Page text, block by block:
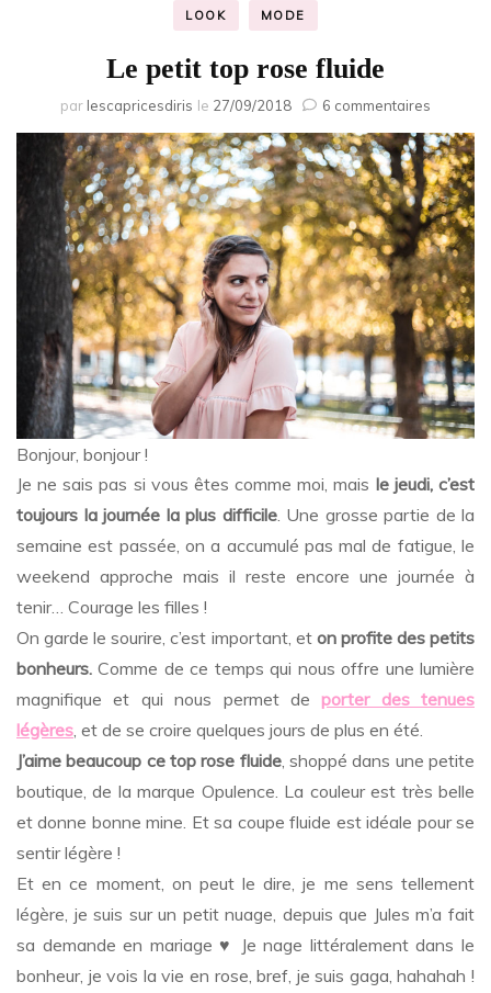
LOOK MODE
Le petit top rose fluide
par lescapricesdiris le 27/09/2018 6 commentaires
petit
top
rose
fluide
Bonjour, bonjour !
Je ne sais pas si vous êtes comme moi, mais le jeudi, c’est
toujours la journée la plus difficile. Une grosse partie de la
semaine est passée, on a accumulé pas mal de fatigue, le
weekend approche mais il reste encore une journée à
tenir… Courage les filles !
On garde le sourire, c’est important, et on profite des petits
bonheurs. Comme de ce temps qui nous offre une lumière
magnifique et qui nous permet deporter des tenues
légères, et de se croire quelques jours de plus en été.
J’aime beaucoup ce top rose fluide, shoppé dans une petite
boutique, de la marque Opulence. La couleur est très belle
et donne bonne mine. Et sa coupe fluide est idéale pour se
sentir légère !
Et en ce moment, on peut le dire, je me sens tellement
légère, je suis sur un petit nuage, depuis que Jules m’a fait
sa demande en mariage ♥
Je nage littéralement dans le
bonheur, je vois la vie en rose, bref, je suis gaga, hahahah !